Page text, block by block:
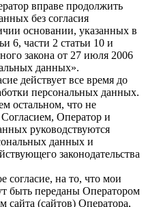
вправе продолжить
без согласия
основании, указанных в
6, части 2 статьи 10 и
закона от 27 июля 2006
данных».
действует все время до
персональных данных.
остальном, что не
Оператор и
руководствуются
данных и
законодательства
согласие, на то, что мои
быть переданы Оператором
сайта (сайтов) Оператора,